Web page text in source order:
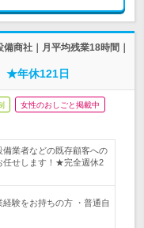
商社｜月平均残業18時間｜
★年休121日
女性のおしごと掲載中
備業者などの既存顧客への
任せします！★完全週休2
験をお持ちの方 ・普通自